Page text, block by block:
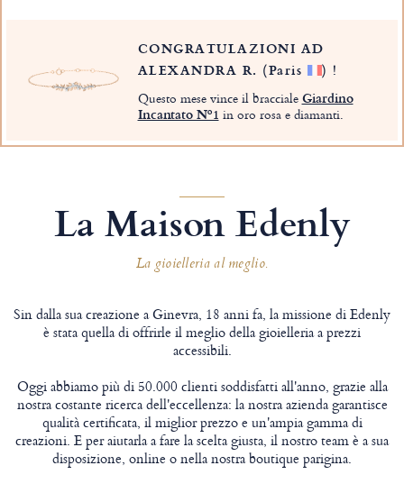
CONGRATULAZIONI AD
ALEXANDRA R. (Paris ) !
Questo mese vince il braccialeGiardino
Incantato Nº1 in oro rosa e diamanti.
La Maison Edenly
La gioielleria al meglio.
Sin dalla sua creazione a Ginevra, 18 anni fa, la missione di Edenly
è stata quella di offrirle il meglio della gioielleria a prezzi
accessibili.
Oggi abbiamo più di 50.000 clienti soddisfatti all'anno, grazie alla
nostra costante ricerca dell'eccellenza: la nostra azienda garantisce
qualità certificata, il miglior prezzo e un'ampia gamma di
creazioni. E per aiutarla a fare la scelta giusta, il nostro team è a sua
disposizione, online o nella nostra boutique parigina.